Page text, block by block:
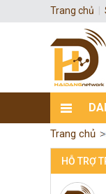
Trang chủ
HỖ TRỢ
Trang chủ